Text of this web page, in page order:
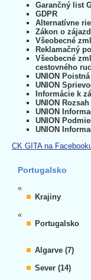
Garančný list
GDPR
Alternatívne
Zákon o
Všeobecné
Reklamačný
Všeobecné
cestovného
UNION
UNION
Informácie k
UNION
UNION
UNION
UNION
CK GITA na
Portugalsko
«
Krajiny
«
Portugalsko
Algarve (7)
Sever (14)